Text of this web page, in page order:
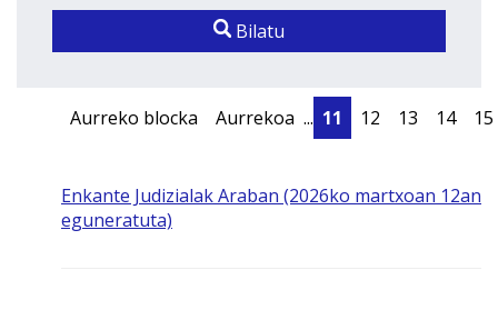
Bilatu
Aurreko blocka Aurrekoa ... 11 12 13 14 15
Enkante Judizialak Araban (2026ko martxoan 12an
eguneratuta)